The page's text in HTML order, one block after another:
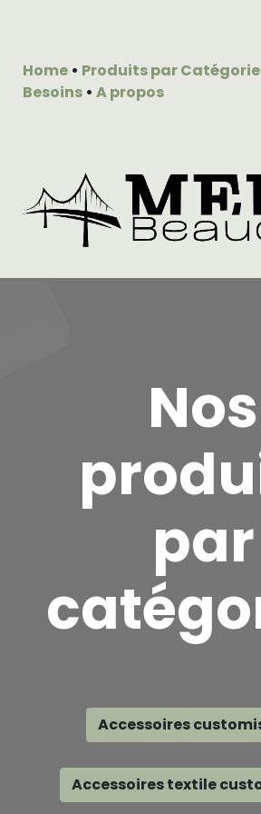
Home • Produits par
Besoins • A propos
Nos
par
Accessoires
Accessoires textile